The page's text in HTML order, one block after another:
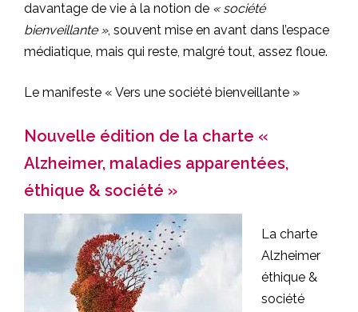
davantage de vie à la notion de « société
bienveillante », souvent mise en avant dans l’espace
médiatique, mais qui reste, malgré tout, assez floue.
Le manifeste « Vers une société bienveillante »
Nouvelle édition de la charte «
Alzheimer, maladies apparentées,
éthique & société »
La charte
Alzheimer
éthique &
société